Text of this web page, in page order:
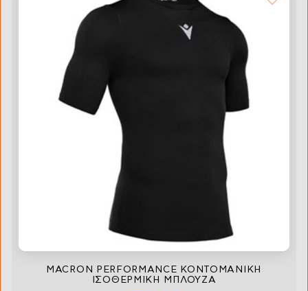
MACRON PERFORMANCE ΚΟΝΤΟΜΑΝΙΚΗ
ΙΣΟΘΕΡΜΙΚΗ ΜΠΛΟΥΖΑ